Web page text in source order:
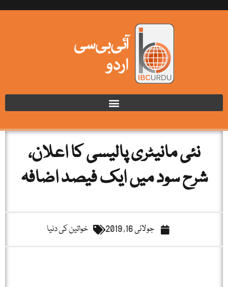
نئی مانیٹری پالیسی کا اعلان،
شرح سود میں ایک فیصد اضافہ
جولائی 16, 2019 خواتین کی دنیا